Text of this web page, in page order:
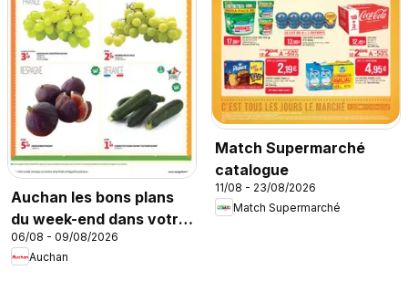
Auchan les bons plans
du week-end dans votre
super
06/08 - 09/08/2026
Auchan
Match Supermarché
catalogue
11/08 - 23/08/2026
Match Supermarché